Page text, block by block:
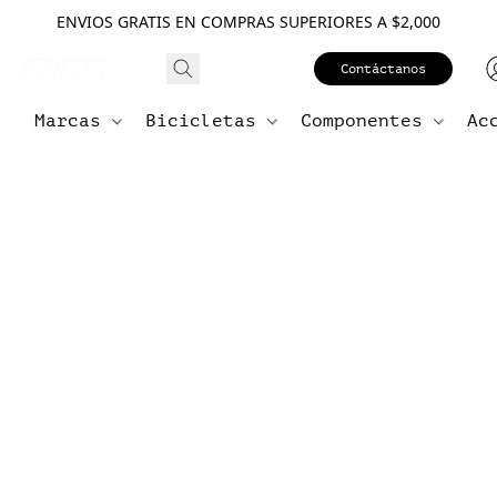
ENVIOS GRATIS EN COMPRAS SUPERIORES A $2,000
Contáctanos
Marcas Bicicletas Componentes